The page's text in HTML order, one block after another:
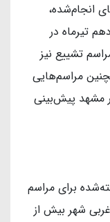
انجام‌شده،
تیرماه در
تشییع نیز
مراسم‌هایی
مشهد پیش‌بینی
برای مراسم
شهر بیش از